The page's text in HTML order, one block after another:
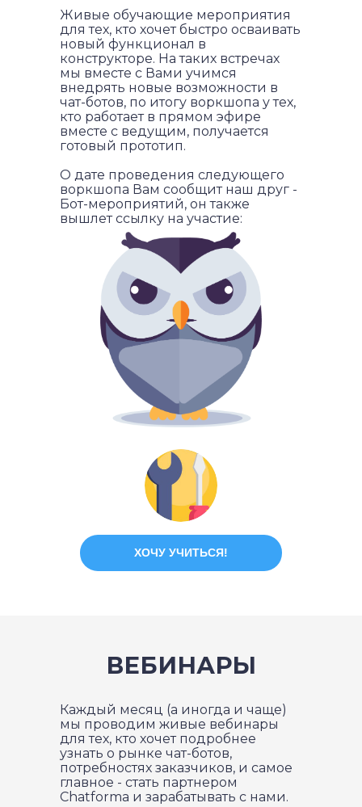
Живые обучающие мероприятия
для тех, кто хочет быстро осваивать
новый функционал в
конструкторе. На таких встречах
мы вместе с Вами учимся
внедрять новые возможности в
чат-ботов, по итогу воркшопа у тех,
кто работает в прямом эфире
вместе с ведущим, получается
готовый прототип.
О дате проведения следующего
воркшопа Вам сообщит наш друг -
Бот-мероприятий, он также
вышлет ссылку на участие:
ХОЧУ УЧИТЬСЯ!
ВЕБИНАРЫ
Каждый месяц (а иногда и чаще)
мы проводим живые вебинары
для тех, кто хочет подробнее
узнать о рынке чат-ботов,
потребностях заказчиков, и самое
главное - стать партнером
Chatforma и зарабатывать с нами.